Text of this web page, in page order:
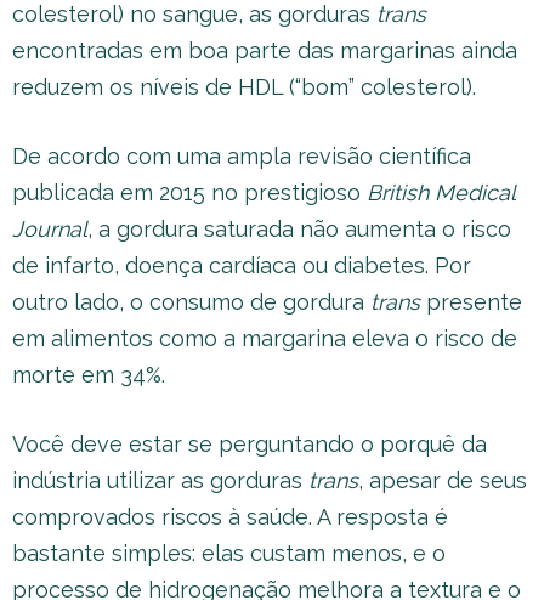
colesterol) no sangue, as gorduras trans
encontradas em boa parte das margarinas ainda
reduzem os níveis de HDL (“bom” colesterol).
De acordo com uma ampla revisão científica
publicada em 2015 no prestigioso British Medical
Journal, a gordura saturada não aumenta o risco
de infarto, doença cardíaca ou diabetes. Por
outro lado, o consumo de gordura trans presente
em alimentos como a margarina eleva o risco de
morte em 34%.
Você deve estar se perguntando o porquê da
indústria utilizar as gorduras trans, apesar de seus
comprovados riscos à saúde. A resposta é
bastante simples: elas custam menos, e o
processo de hidrogenação melhora a textura e o